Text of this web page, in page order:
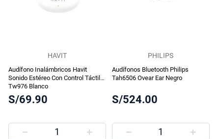
HAVIT
Audífono Inalámbricos Havit
Sonido Estéreo Con Control Táctil
Tw976 Blanco
S/69.90
PHILIPS
Audífonos Bluetooth Philips
Tah6506 Ovear Ear Negro
S/524.00